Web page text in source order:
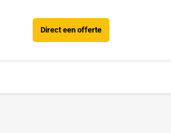
088 0038 038
Direct een offerte